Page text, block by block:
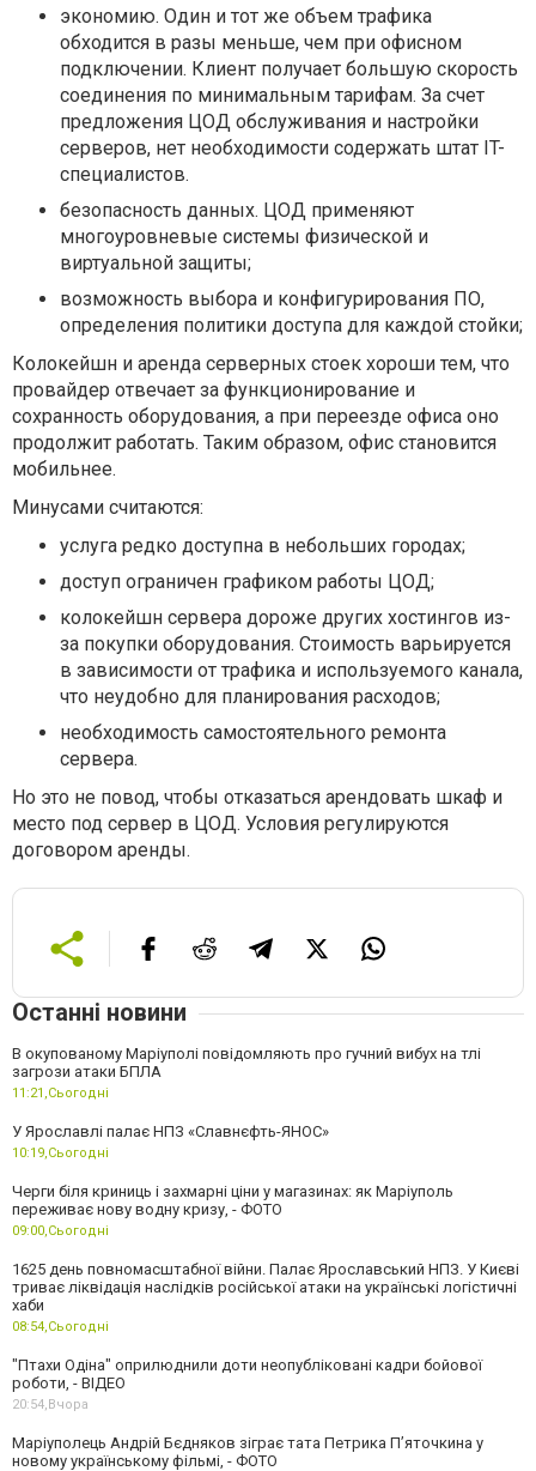
экономию. Один и тот же объем трафика
обходится в разы меньше, чем при офисном
подключении. Клиент получает большую скорость
соединения по минимальным тарифам. За счет
предложения ЦОД обслуживания и настройки
серверов, нет необходимости содержать штат IT-
специалистов.
безопасность данных. ЦОД применяют
многоуровневые системы физической и
виртуальной защиты;
возможность выбора и конфигурирования ПО,
определения политики доступа для каждой стойки;
Колокейшн и аренда серверных стоек хороши тем, что
провайдер отвечает за функционирование и
сохранность оборудования, а при переезде офиса оно
продолжит работать. Таким образом, офис становится
мобильнее.
Минусами считаются:
услуга редко доступна в небольших городах;
доступ ограничен графиком работы ЦОД;
колокейшн сервера дороже других хостингов из-
за покупки оборудования. Стоимость варьируется
в зависимости от трафика и используемого канала,
что неудобно для планирования расходов;
необходимость самостоятельного ремонта
сервера.
Но это не повод, чтобы отказаться арендовать шкаф и
место под сервер в ЦОД. Условия регулируются
договором аренды.
Останні новини
В окупованому Маріуполі повідомляють про гучний вибух на тлі
загрози атаки БПЛА
11:21,Сьогодні
У Ярославлі палає НПЗ «Славнєфть-ЯНОС»
10:19,Сьогодні
Черги біля криниць і захмарні ціни у магазинах: як Маріуполь
переживає нову водну кризу, - ФОТО
09:00,Сьогодні
1625 день повномасштабної війни. Палає Ярославський НПЗ. У Києві
триває ліквідація наслідків російської атаки на українські логістичні
хаби
08:54,Сьогодні
"Птахи Одіна" оприлюднили доти неопубліковані кадри бойової
роботи, - ВІДЕО
20:54,Вчора
Маріуполець Андрій Бєдняков зіграє тата Петрика П’яточкина у
новому українському фільмі, - ФОТО